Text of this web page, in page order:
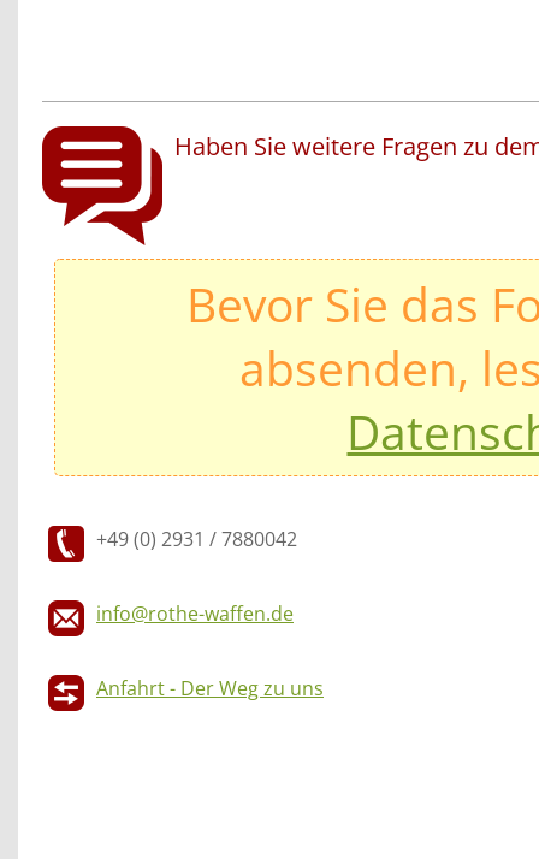
Haben Sie weitere Fragen zu
Bevor Sie das
absenden,
+49 (0) 2931 / 7880042
info@rothe-waffen.de
Anfahrt - Der Weg zu uns